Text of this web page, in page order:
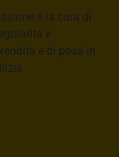
e la cura di
e
e di posa in